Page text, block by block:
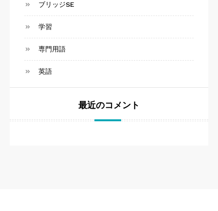
ブリッジSE
学習
専門用語
英語
最近のコメント